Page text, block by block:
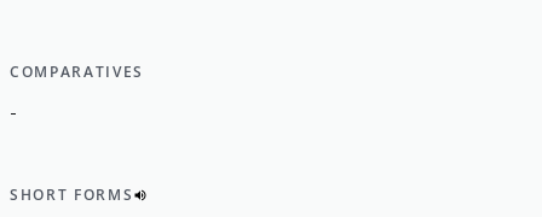
COMPARATIVES
-
SHORT FORMS